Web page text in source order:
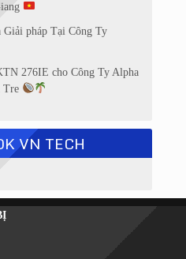
pháp Tại Công Ty
276IE cho Công Ty Alpha
Tre
VN TECH